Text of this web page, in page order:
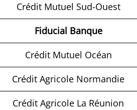
Crédit Mutuel Sud-Ouest
Fiducial Banque
Crédit Mutuel Océan
Crédit Agricole Normandie
Crédit Agricole La Réunion